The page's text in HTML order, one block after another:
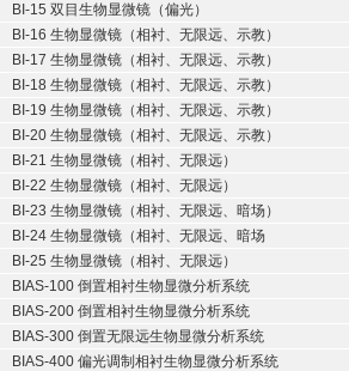
BI-15 双目生物显微镜（偏光）
BI-16 生物显微镜（相衬、无限远、示教）
BI-17 生物显微镜（相衬、无限远、示教）
BI-18 生物显微镜（相衬、无限远、示教）
BI-19 生物显微镜（相衬、无限远、示教）
BI-20 生物显微镜（相衬、无限远、示教）
BI-21 生物显微镜（相衬、无限远）
BI-22 生物显微镜（相衬、无限远）
BI-23 生物显微镜（相衬、无限远、暗场）
BI-24 生物显微镜（相衬、无限远、暗场
BI-25 生物显微镜（相衬、无限远）
BIAS-100 倒置相衬生物显微分析系统
BIAS-200 倒置相衬生物显微分析系统
BIAS-300 倒置无限远生物显微分析系统
BIAS-400 偏光调制相衬生物显微分析系统